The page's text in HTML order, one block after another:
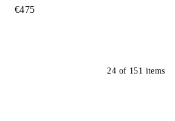
€475
24 of 151 items